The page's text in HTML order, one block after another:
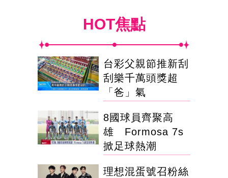
HOT焦點
台彩父親節推新刮
刮樂千萬頭獎超
「爸」氣
8國球員齊聚高
雄 Formosa 7s
掀足球熱潮
理想混蛋號召粉絲